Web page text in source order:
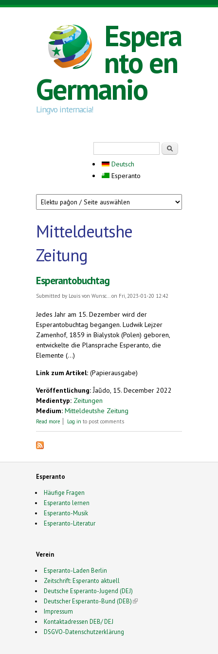
Skip to main content
Espera
nto en
Germanio
Lingvo internacia!
Deutsch
Esperanto
Mitteldeutshe
Zeitung
Esperantobuchtag
Submitted by Louis von Wunsc... on Fri, 2023-01-20 12:42
Jedes Jahr am 15. Dezember wird der
Esperantobuchtag begangen. Ludwik Lejzer
Zamenhof, 1859 in Bialystok (Polen) geboren,
entwickelte die Plansprache Esperanto, die
Elemente (...)
Link zum Artikel: (Papierausgabe)
Veröffentlichung: Ĵaŭdo, 15. December 2022
Medientyp: Zeitungen
Medium: Mitteldeutshe Zeitung
Read more about Esperantobuchtag
Log in to post comments
Esperanto
Häufige Fragen
Esperanto lernen
Esperanto-Musik
Esperanto-Literatur
Verein
Esperanto-Laden Berlin
Zeitschrift: Esperanto aktuell
Deutsche Esperanto-Jugend (DEJ)
Deutscher Esperanto-Bund (DEB)(link is external)
Impressum
Kontaktadressen DEB/ DEJ
DSGVO-Datenschutzerklärung